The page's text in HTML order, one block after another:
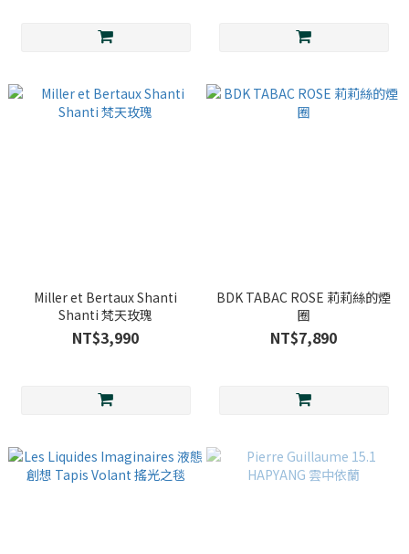
Miller et Bertaux Shanti
Shanti 梵天玫瑰
NT$3,990
BDK TABAC ROSE 莉莉絲的煙
圈
NT$7,890